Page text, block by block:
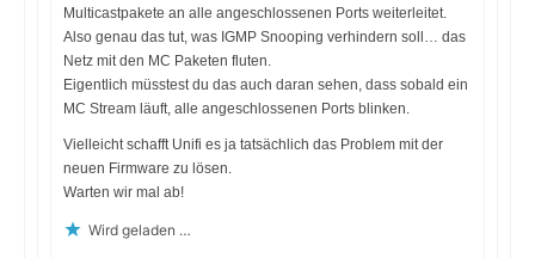
Multicastpakete an alle angeschlossenen Ports weiterleitet.
Also genau das tut, was IGMP Snooping verhindern soll… das
Netz mit den MC Paketen fluten.
Eigentlich müsstest du das auch daran sehen, dass sobald ein
MC Stream läuft, alle angeschlossenen Ports blinken.
Vielleicht schafft Unifi es ja tatsächlich das Problem mit der
neuen Firmware zu lösen.
Warten wir mal ab!
Wird geladen …